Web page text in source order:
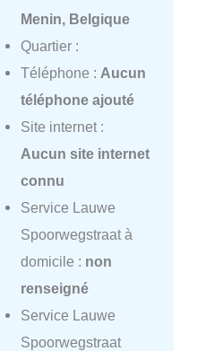
Menin, Belgique
Quartier :
Téléphone : Aucun
téléphone ajouté
Site internet :
Aucun site internet
connu
Service Lauwe
Spoorwegstraat à
domicile : non
renseigné
Service Lauwe
Spoorwegstraat